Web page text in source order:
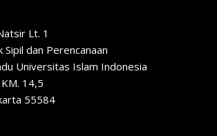
Lt. 1
Sipil dan Perencanaan
Universitas Islam Indonesia
14,5
55584